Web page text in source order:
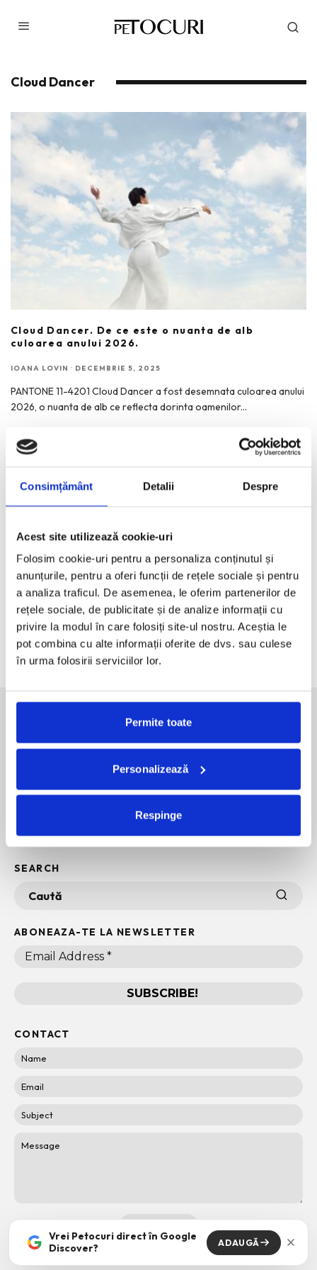
Consimțământ Detalii Despre
Acest site utilizează cookie-uri
Folosim cookie-uri pentru a personaliza conținutul și
anunțurile, pentru a oferi funcții de rețele sociale și pentru
a analiza traficul. De asemenea, le oferim partenerilor de
rețele sociale, de publicitate și de analize informații cu
privire la modul în care folosiți site-ul nostru. Aceștia le
pot combina cu alte informații oferite de dvs. sau culese
în urma folosirii serviciilor lor.
Permite toate
Personalizează
Respinge
Cloud Dancer
Cloud Dancer. De ce este o nuanta de alb
culoarea anului 2026.
IOANA LOVIN · DECEMBRIE 5, 2025
PANTONE 11-4201 Cloud Dancer a fost desemnata culoarea anului
2026, o nuanta de alb ce reflecta dorinta oamenilor...
RECENT POSTS
Bucurestiul pe harta globala a Mercedes-Benz
Funda, element cheie in designul rochiilor de ocazie
KAWS: Art & Comix la Albertina Modern – cand benzile
desenate intra in muzeu
The Outsider. Andreea Macri. 13 ani de fotografie de moda
intr-o expozitie.
60 de ani de Pepsi, celebrati printr-o expozitie-eveniment
SEARCH
ABONEAZA-TE LA NEWSLETTER
CONTACT
Vrei Petocuri direct în Google
Discover?
ADAUGĂ